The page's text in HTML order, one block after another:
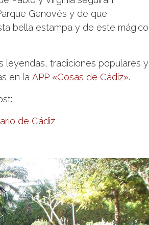
Genovés y de que
bella estampa y de este mágico
leyendas, tradiciones populares y
en la APP «Cosas de Cádiz».
de Cádiz